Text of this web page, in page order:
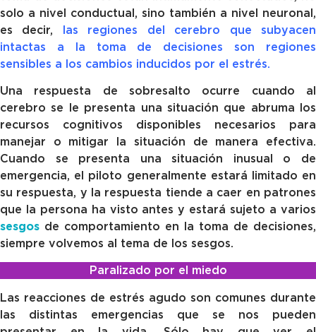
solo a nivel conductual, sino también a nivel neuronal,
es decir, las regiones del cerebro que subyacen
intactas a la toma de decisiones son regiones
sensibles a los cambios inducidos por el estrés.
Una respuesta de sobresalto ocurre cuando al
cerebro se le presenta una situación que abruma los
recursos cognitivos disponibles necesarios para
manejar o mitigar la situación de manera efectiva.
Cuando se presenta una situación inusual o de
emergencia, el piloto generalmente estará limitado en
su respuesta, y la respuesta tiende a caer en patrones
que la persona ha visto antes y estará sujeto a varios
sesgos de comportamiento en la toma de decisiones,
siempre volvemos al tema de los sesgos.
Paralizado por el miedo
Las reacciones de estrés agudo son comunes durante
las distintas emergencias que se nos pueden